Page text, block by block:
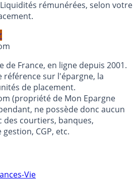
de votre capital entre
France, en ligne depuis 2001.
référence sur l'épargne, la
de placement.
(propriété de Mon Epargne
ne possède donc aucun
CGP, etc.